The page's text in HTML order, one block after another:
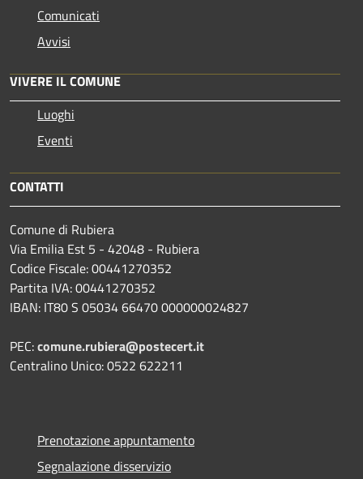
Comunicati
Avvisi
VIVERE IL COMUNE
Luoghi
Eventi
CONTATTI
Comune di Rubiera
Via Emilia Est 5 - 42048 - Rubiera
Codice Fiscale: 00441270352
Partita IVA: 00441270352
IBAN: IT80 S 05034 66470 000000024827
PEC:comune.rubiera@postecert.it
Centralino Unico: 0522 622211
Prenotazione appuntamento
Segnalazione disservizio